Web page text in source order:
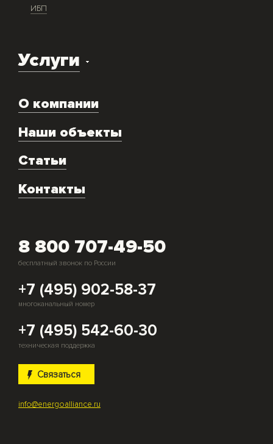
ИБП
Услуги
Экспертиза объекта
Техническое обслуживание
Аренда
Монтаж и подключение оборудования
Скупка генераторов
О компании
Наши объекты
Статьи
Контакты
8 800 707-49-50
бесплатный звонок по России
+7 (495) 902-58-37
многоканальный номер
+7 (495) 542-60-30
техническая поддержка
Связаться
info@energoalliance.ru